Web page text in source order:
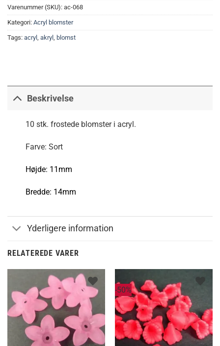
Varenummer (SKU): ac-068
Kategori: Acryl blomster
Tags: acryl , akryl , blomst
Beskrivelse
10 stk. frostede blomster i acryl.
Farve: Sort
Højde: 11mm
Bredde: 14mm
Yderligere information
RELATEREDE VARER
-50%